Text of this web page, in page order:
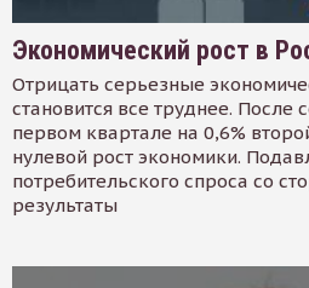
Экономический рост в
Отрицать серьезные
становится все труднее.
первом квартале на 0,6%
нулевой рост экономики.
потребительского спроса со
результаты